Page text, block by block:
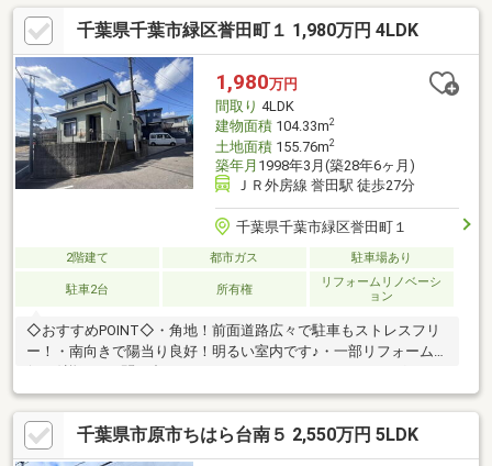
緒にご案内可能です！ご自宅へお迎えも可能ですのでお気軽にお
問い合わせください！■資料請求・内覧予約受付中■頭金0円で購
入したい、住宅ローンに不安がある。。なんでもご相談くださ
い！
千葉県千葉市緑区誉田町１ 1,980万円 4LDK
1,980万円
間取り 4LDK
建物面積104.33m2
土地面積155.76m2
築年月 1998年3月(築28年6ヶ月)
ＪＲ外房線 誉田駅 徒歩27分
千葉県千葉市緑区誉田町１
2階建て 都市ガス 駐車場あり
駐車2台 所有権
リフォームリノベーシ
ョン
◇おすすめPOINT◇・角地！前面道路広々で駐車もストレスフリ
ー！・南向きで陽当り良好！明るい室内です♪・一部リフォーム済
ア徒歩2分お買い物に便利〇・閑静な住宅地で落ち着いた住環境が
叶います！・空室の為、「今日これから見たい」も大歓迎♪〇●ご
案内方法●〇ご来店できないお客様はご指定場所（自宅送迎・最
寄り駅・目印がある場所など）での待ち合わせからのご案内も可
千葉県市原市ちはら台南５ 2,550万円 5LDK